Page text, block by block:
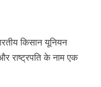
किसान यूनियन
राष्ट्रपति के नाम एक